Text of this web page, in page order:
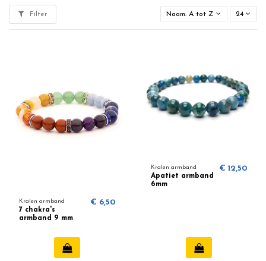
Filter Naam: A tot Z 24
Kralen armband
7 chakra's
armband 9 mm
€ 6,50
Kralen armband
Apatiet armband
6mm
€ 12,50